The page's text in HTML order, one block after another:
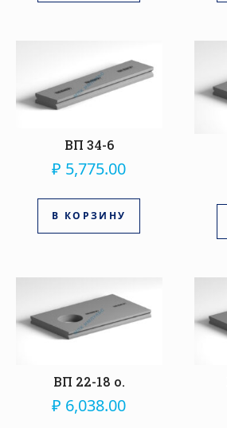
ВП 34-6
₽ 5,775.00
В КОРЗИНУ
ВП 22-18 о.
₽ 6,038.00